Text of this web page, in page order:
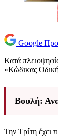
Google
Κατά
«Κώδικας
Βουλή:
Την Τρίτη έχει